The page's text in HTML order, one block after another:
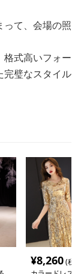
て、会場の照
格式高いフォー
完璧なスタイル
¥8,260(税